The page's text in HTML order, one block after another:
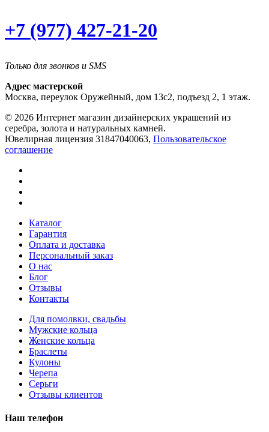
+7 (977) 427-21-20
Только для звонков и SMS
Адрес мастерской
Москва, переулок Оружейный, дом 13с2, подъезд 2, 1 этаж.
© 2026 Интернет магазин дизайнерских украшений из
серебра, золота и натуральных камней.
Ювелирная лицензия 31847040063, Пользовательское
соглашение
Каталог
Гарантия
Оплата и доставка
Персональный заказ
О нас
Блог
Отзывы
Контакты
Для помолвки, свадьбы
Мужские кольца
Женские кольца
Браслеты
Кулоны
Черепа
Серьги
Отзывы клиентов
Наш телефон